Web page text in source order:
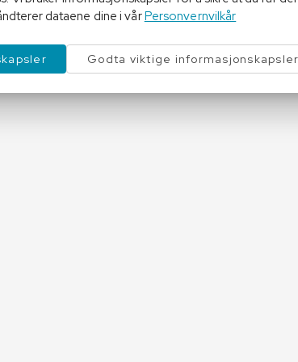
dataene dine i vårPersonvernvilkår
Godta viktige